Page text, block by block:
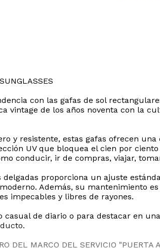
con las gafas de sol
vintage de los años noventa con la
y resistente, estas gafas ofrecen
UV que bloquea el cien por
conducir, ir de compras, viajar,
proporciona un ajuste
Además, su mantenimiento
impecables y libres de rayones.
de diario o para destacar en
DEL MARCO DEL SERVICIO